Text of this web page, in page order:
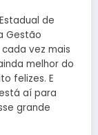
de
Gestão
vez mais
melhor do
felizes. E
aí para
grande